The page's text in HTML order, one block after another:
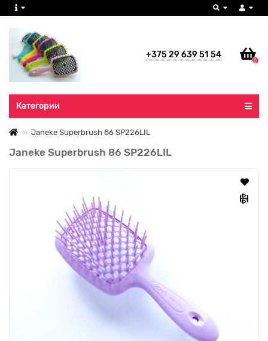
+375 29 639 51 54
0
Все категории
Категории
Janeke Superbrush 86 SP226LIL
Janeke Superbrush 86 SP226LIL